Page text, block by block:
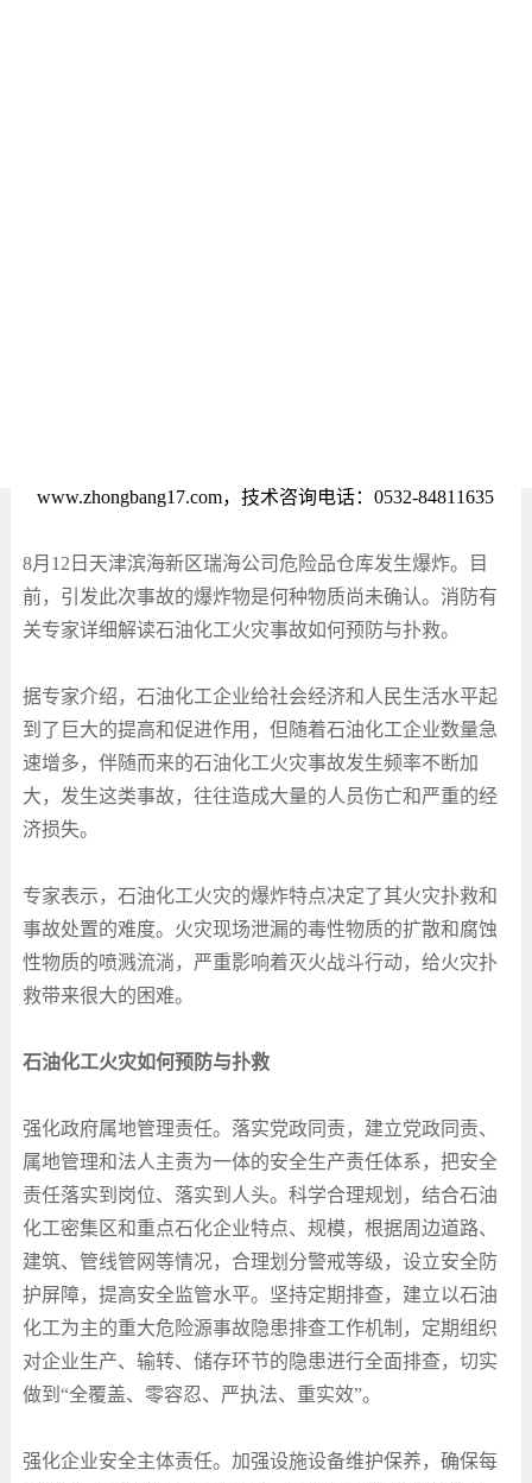
www.zhongbang17.com，技术咨询电话：0532-84811635
8月 12 日天津滨海新区瑞海公司危险品仓库发生爆炸。目
前，引发此次事故的爆炸物是何种物质尚未确认。消防有
关专家详细解读石油化工火灾事故如何预防与扑救。
据专家介绍，石油化工企业给社会经济和人民生活水平起
到了巨大的提高和促进作用，但随着石油化工企业数量急
速增多，伴随而来的石油化工火灾事故发生频率不断加
大，发生这类事故，往往造成大量的人员伤亡和严重的经
济损失。
专家表示，石油化工火灾的爆炸特点决定了其火灾扑救和
事故处置的难度。火灾现场泄漏的毒性物质的扩散和腐蚀
性物质的喷溅流淌，严重影响着灭火战斗行动，给火灾扑
救带来很大的困难。
石油化工火灾如何预防与扑救
强化政府属地管理责任。落实党政同责，建立党政同责、
属地管理和法人主责为一体的安全生产责任体系，把安全
责任落实到岗位、落实到人头。科学合理规划，结合石油
化工密集区和重点石化企业特点、规模，根据周边道路、
建筑、管线管网等情况，合理划分警戒等级，设立安全防
护屏障，提高安全监管水平。坚持定期排查，建立以石油
化工为主的重大危险源事故隐患排查工作机制，定期组织
对企业生产、输转、储存环节的隐患进行全面排查，切实
做到“全覆盖、零容忍、严执法、重实效”。
强化企业安全主体责任。加强设施设备维护保养，确保每